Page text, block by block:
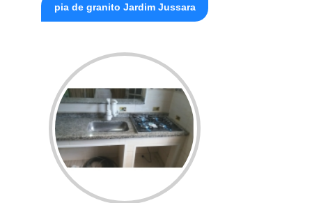
pia de granito Jardim Jussara